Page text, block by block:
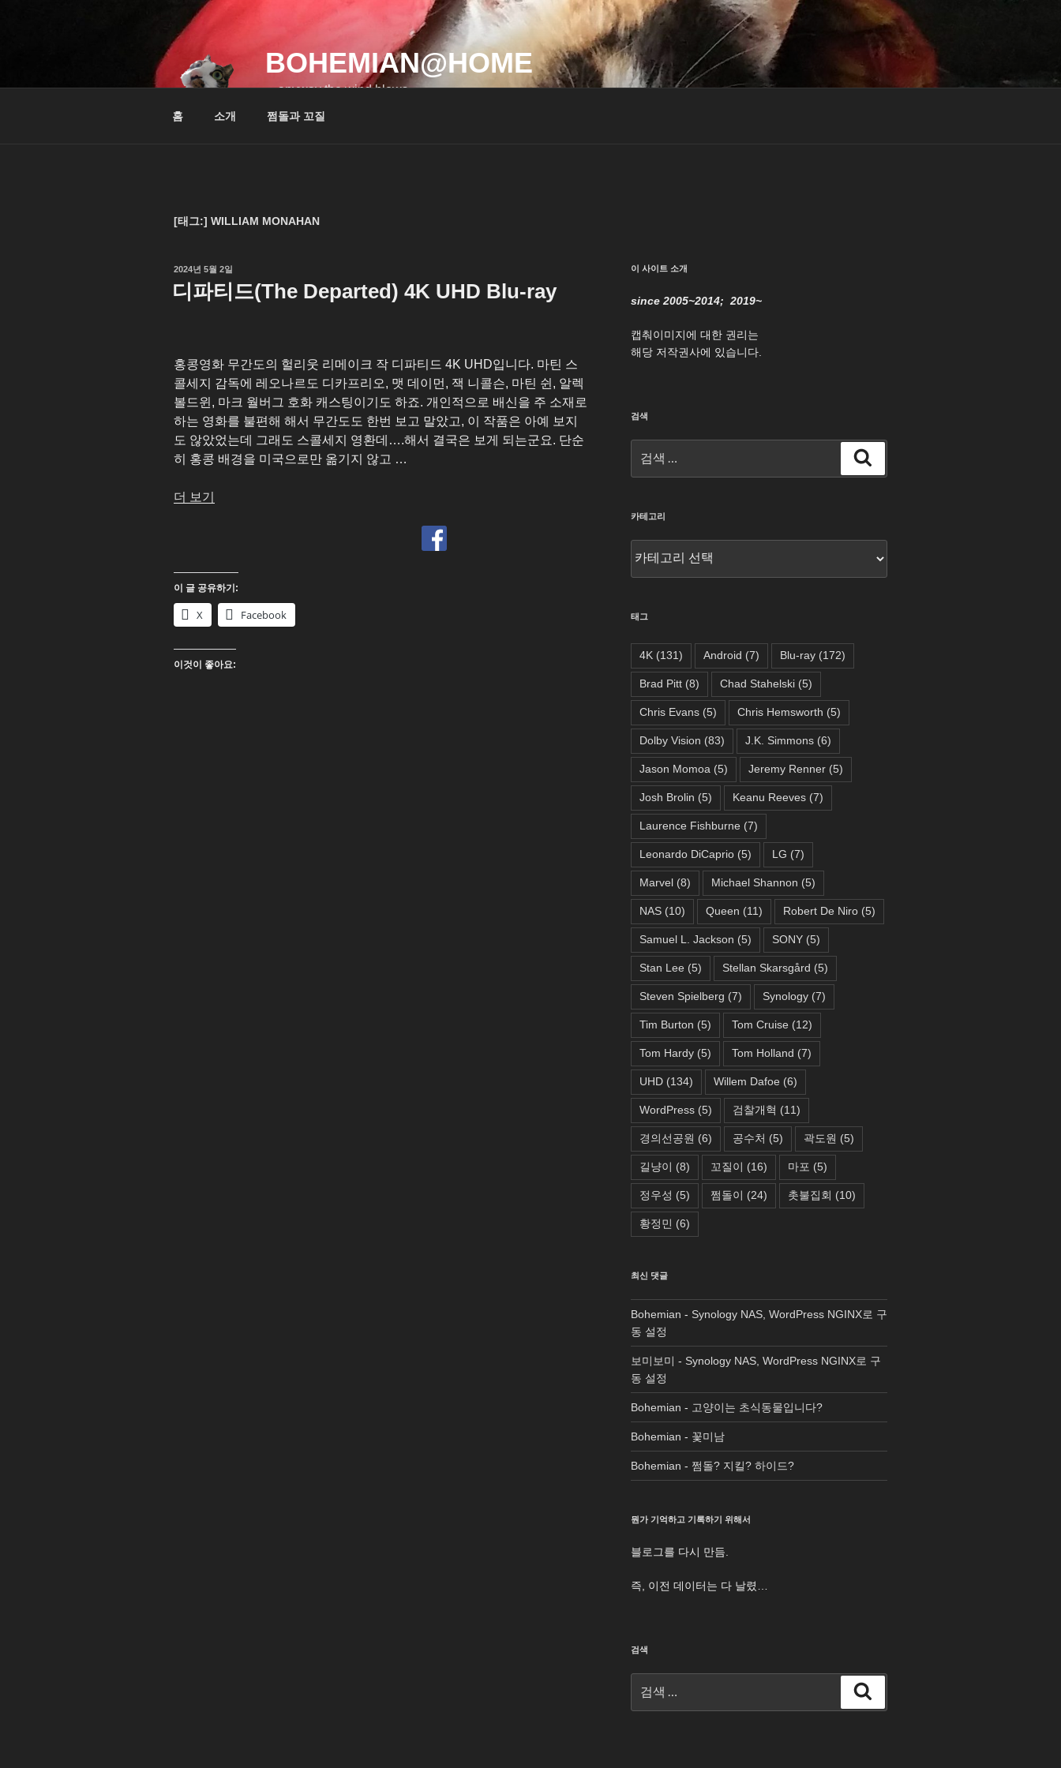
BOHEMIAN@HOME
…anyway the wind blows…
홈 소개 쩜돌과 꼬질
[태그:] WILLIAM MONAHAN
작
일
2024년 5월 2일
디파티드(The Departed) 4K UHD Blu-ray
홍콩영화 무간도의 헐리웃 리메이크 작 디파티드 4K UHD입니다. 마틴 스
콜세지 감독에 레오나르도 디카프리오, 맷 데이먼, 잭 니콜슨, 마틴 쉰, 알렉
볼드윈, 마크 월버그 호화 캐스팅이기도 하죠. 개인적으로 배신을 주 소재로
하는 영화를 불편해 해서 무간도도 한번 보고 말았고, 이 작품은 아예 보지
도 않았었는데 그래도 스콜세지 영환데….해서 결국은 보게 되는군요. 단순
히 홍콩 배경을 미국으로만 옮기지 않고 …
더 보기
(The
Departed)
4K
UHD
Blu-
ray”
이 글 공유하기:
X Facebook
이것이 좋아요:
이 사이트 소개
since 2005~2014; 2019~
캡춰이미지에 대한 권리는
해당 저작권사에 있습니다.
검색
색:
색
카테고리
테
태그
4K(131) Android (7) Blu-ray(172)
Brad Pitt(8) Chad Stahelski(5)
Chris Evans(5) Chris Hemsworth (5)
Dolby Vision (83) J.K. Simmons(6)
Jason Momoa (5) Jeremy Renner(5)
Josh Brolin (5) Keanu Reeves(7)
Laurence Fishburne (7)
Leonardo DiCaprio(5) LG (7)
Marvel(8) Michael Shannon (5)
NAS(10) Queen (11) Robert De Niro(5)
Samuel L. Jackson (5) SONY(5)
Stan Lee (5) Stellan Skarsgård (5)
Steven Spielberg (7) Synology(7)
Tim Burton (5) Tom Cruise (12)
Tom Hardy(5) Tom Holland (7)
UHD(134) Willem Dafoe (6)
WordPress(5) 검찰개혁 (11)
경의선공원 (6) 공수처 (5) 곽도원 (5)
길냥이 (8) 꼬질이 (16) 마포 (5)
정우성 (5) 쩜돌이 (24) 촛불집회 (10)
황정민 (6)
최신 댓글
Bohemian - Synology NAS, WordPress NGINX로 구
동 설정
보미보미 - Synology NAS, WordPress NGINX로 구
동 설정
Bohemian - 고양이는 초식동물입니다?
Bohemian - 꽃미남
Bohemian - 쩜돌? 지킬? 하이드?
뭔가 기억하고 기록하기 위해서
블로그를 다시 만듬.
즉, 이전 데이터는 다 날렸…
검색
색:
색